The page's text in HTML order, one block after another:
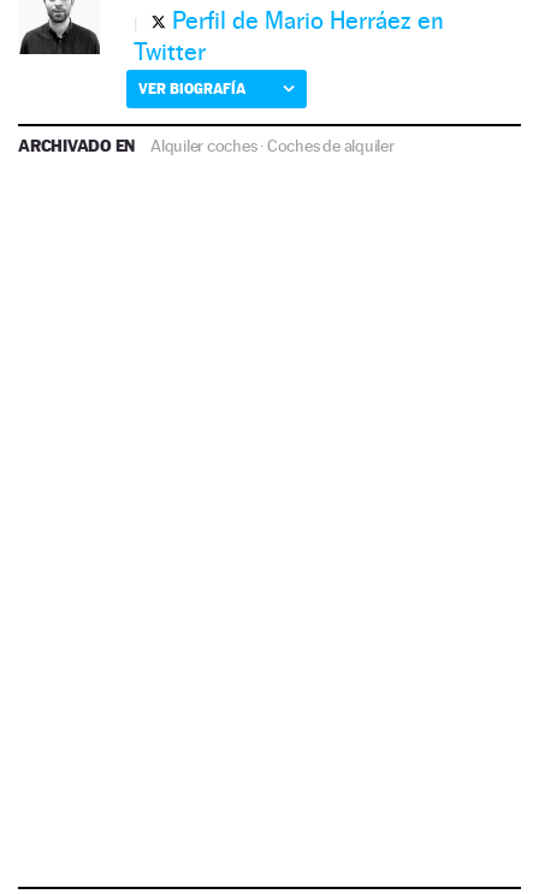
Perfil de Mario Herráez en
Twitter
VER BIOGRAFÍA
ARCHIVADO EN Alquiler coches·Coches de alquiler